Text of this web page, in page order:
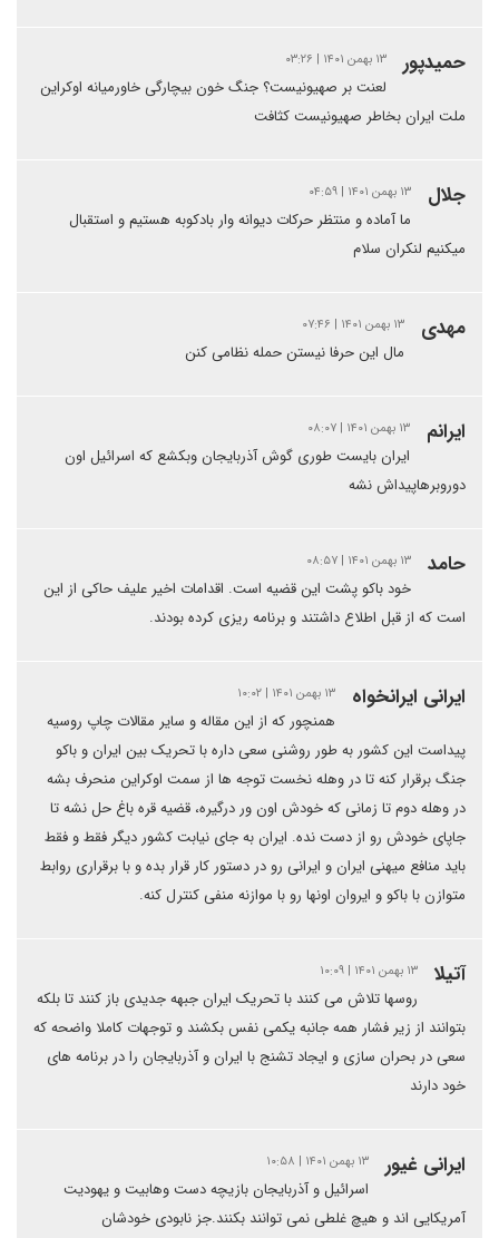
حمیدپور ۱۳ بهمن ۱۴۰۱ | ۰۳:۲۶
لعنت بر صهیونیست؟ جنگ خون بیچارگی خاورمیانه اوکراین
ملت ایران بخاطر صهیونیست کثافت
جلال ۱۳ بهمن ۱۴۰۱ | ۰۴:۵۹
ما آماده و منتظر حرکات دیوانه وار بادکوبه هستیم و استقبال
میکنیم لنکران سلام
مهدی ۱۳ بهمن ۱۴۰۱ | ۰۷:۴۶
مال این حرفا نیستن حمله نظامی کنن
ایرانم ۱۳ بهمن ۱۴۰۱ | ۰۸:۰۷
ایران بایست طوری گوش آذربایجان وبکشع که اسرائیل اون
دوروبرهاپیداش نشه
حامد ۱۳ بهمن ۱۴۰۱ | ۰۸:۵۷
خود باکو پشت این قضیه است. اقدامات اخیر علیف حاکی از این
است که از قبل اطلاع داشتند و برنامه ریزی کرده بودند.
ایرانی ایرانخواه ۱۳ بهمن ۱۴۰۱ | ۱۰:۰۲
همنچور که از این مقاله و سایر مقالات چاپ روسیه
پیداست این کشور به طور روشنی سعی داره با تحریک بین ایران و باکو
جنگ برقرار کنه تا در وهله نخست توجه ها از سمت اوکراین منحرف بشه
در وهله دوم تا زمانی که خودش اون ور درگیره، قضیه قره باغ حل نشه تا
جاپای خودش رو از دست نده. ایران به جای نیابت کشور دیگر فقط و فقط
باید منافع میهنی ایران و ایرانی رو در دستور کار قرار بده و با برقراری روابط
متوازن با باکو و ایروان اونها رو با موازنه منفی کنترل کنه.
آتیلا ۱۳ بهمن ۱۴۰۱ | ۱۰:۰۹
روسها تلاش می کنند با تحریک ایران جبهه جدیدی باز کنند تا بلکه
بتوانند از زیر فشار همه جانبه یکمی نفس بکشند و توجهات کاملا واضحه که
سعی در بحران سازی و ایجاد تشنج با ایران و آذربایجان را در برنامه های
خود دارند
ایرانی غیور ۱۳ بهمن ۱۴۰۱ | ۱۰:۵۸
اسرائیل و آذربایجان بازیچه دست وهابیت و یهودیت
آمریکایی اند و هیچ غلطی نمی توانند بکنند.جز نابودی خودشان